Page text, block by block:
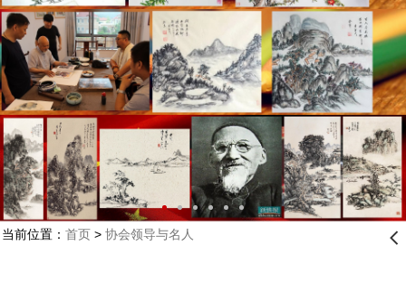
当前位置： 首页> 协会领导与名人 󰊒